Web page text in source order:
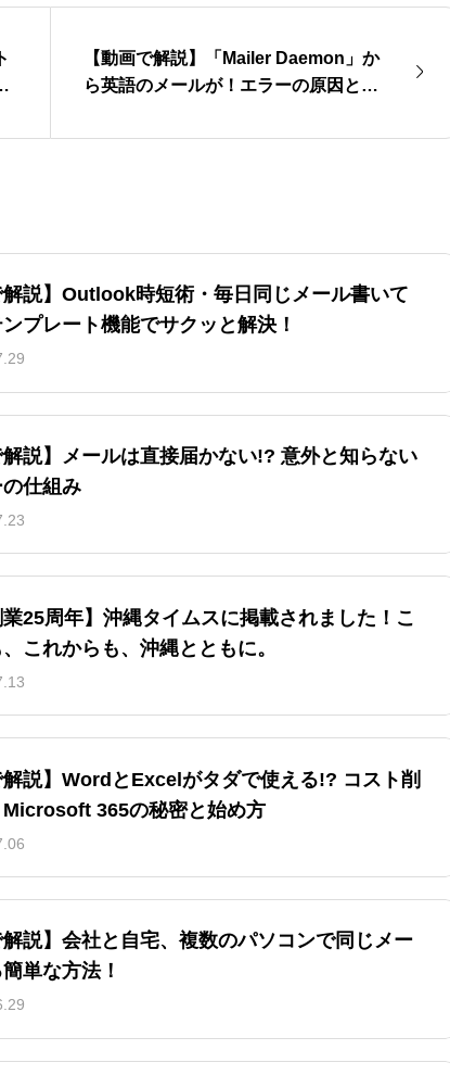
【動画で解説】「Mailer Daemon」か
ら英語のメールが！エラーの原因と対
解説】Outlook時短術・毎日同じメール書いて
プレート機能でサクッと解決！
解説】メールは直接届かない!? 意外と知らない
仕組み
業25周年】沖縄タイムスに掲載されました！こ
これからも、沖縄とともに。
解説】WordとExcelがタダで使える!? コスト削
Microsoft 365の秘密と始め方
解説】会社と自宅、複数のパソコンで同じメー
単な方法！